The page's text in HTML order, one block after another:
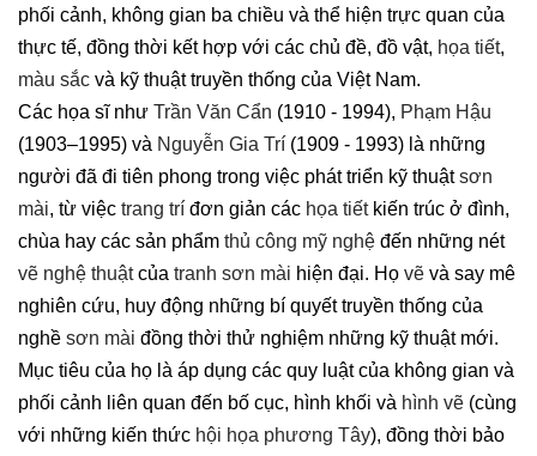
phối cảnh, không gian ba chiều và thể hiện trực quan của
thực tế, đồng thời kết hợp với các chủ đề, đồ vật, họa tiết,
màu sắc và kỹ thuật truyền thống của Việt Nam.
Các họa sĩ như Trần Văn Cẩn (1910 - 1994), Phạm Hậu
(1903–1995) và Nguyễn Gia Trí (1909 - 1993) là những
người đã đi tiên phong trong việc phát triển kỹ thuậtsơn
mài, từ việc trang trí đơn giản các họa tiết kiến ​​trúc ở đình,
chùa hay các sản phẩm thủ công mỹ nghệ đến những nét
vẽ nghệ thuậtcủa tranh sơn mài hiện đại. Họ vẽ và say mê
nghiên cứu, huy động những bí quyết truyền thống của
nghề sơn mài đồng thời thử nghiệm những kỹ thuật mới.
Mục tiêu của họ là áp dụng các quy luật của không gian và
phối cảnh liên quan đến bố cục, hình khối và hình vẽ (cùng
với những kiến ​​thức hội họa phương Tây), đồng thời bảo